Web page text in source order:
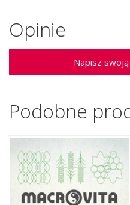
Opinie
Napisz
Podobne